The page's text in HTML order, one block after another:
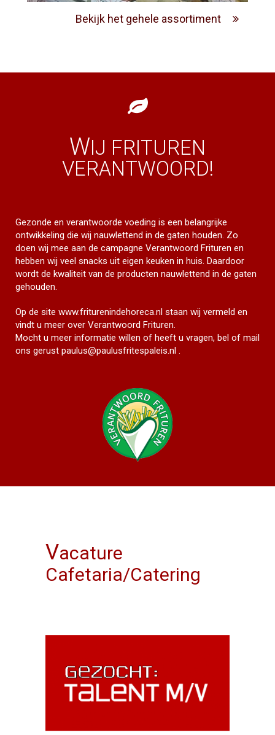
Bekijk het gehele assortiment
WIJ FRITUREN
VERANTWOORD!
Gezonde en verantwoorde voeding is een belangrijke
ontwikkeling die wij nauwlettend in de gaten houden. Zo
doen wij mee aan de campagne Verantwoord Frituren en
hebben wij veel snacks uit eigen keuken in huis. Daardoor
wordt de kwaliteit van de producten nauwlettend in de gaten
gehouden.
Op de site www.friturenindehoreca.nl staan wij vermeld en
vindt u meer over Verantwoord Frituren.
Mocht u meer informatie willen of heeft u vragen, bel of mail
ons gerust paulus@paulusfritespaleis.nl .
Vacature
Cafetaria/Catering